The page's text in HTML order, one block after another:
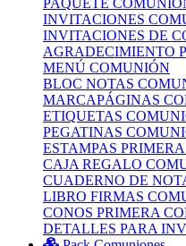
PAQUETE
INVITACIONES
INVITACIONES DE
AGRADECIMIENTO
MENÚ COMUNIÓN
BLOC NOTAS
MARCAPÁGINAS
ETIQUETAS
PEGATINAS
ESTAMPAS
CAJA REGALO
CUADERNO DE
LIBRO FIRMAS
CONOS PRIMERA
DETALLES PARA